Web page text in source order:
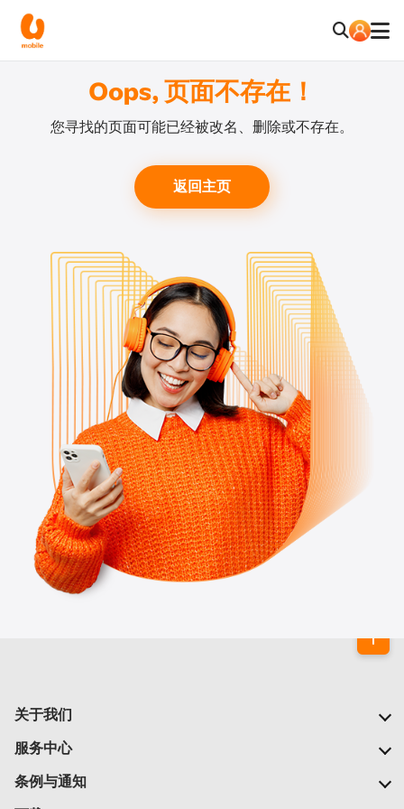
Oops, 页面不存在！
您寻找的页面可能已经被改名、删除或不存在。
返回主页
关于我们
我们的公司
新闻中心
服务中心
常见问题
条例与通知